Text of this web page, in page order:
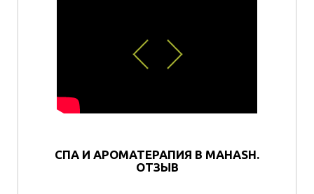
СПА И АРОМАТЕРАПИЯ В MAHASH.
ОТЗЫВ